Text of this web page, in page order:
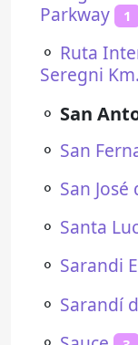
Parkway
1
⚬ Ruta
Seregni
⚬ San
⚬ San
⚬ San
⚬ Santa
⚬ Sarandi
⚬ Sarandí